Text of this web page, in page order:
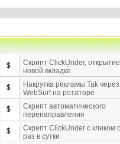
$
Скрипт ClickUnder,
новой вкладке
$
Накрутка рекламы Tak через
WebSurf на ротаторе
$
Скрипт автоматического
перенаправления
$
Скрипт ClickUnder с кликом
раз в сутки